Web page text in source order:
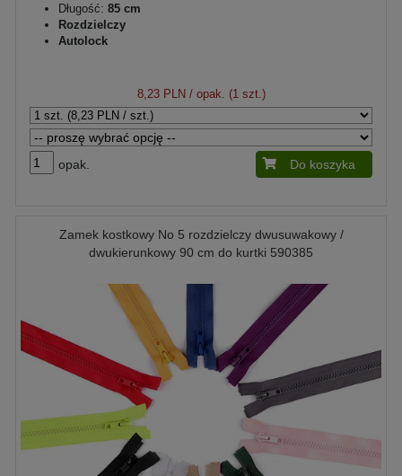
Długość: 85 cm
Rozdzielczy
Autolock
8,23 PLN/ opak. (1 szt.)
opak. Do koszyka
Zamek kostkowy No 5 rozdzielczy dwusuwakowy /
dwukierunkowy 90 cm do kurtki 590385